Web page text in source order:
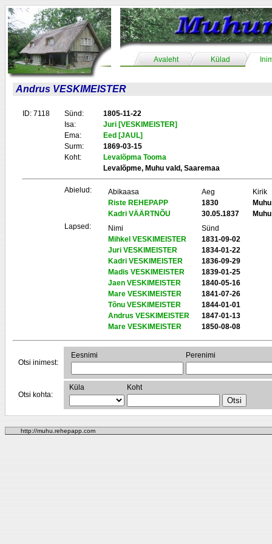
Avaleht Külad
Andrus VESKIMEISTER
ID: 7118 Sünd:
1805-11-22
Isa:
Juri [VESKIMEISTER]
Ema:
Eed [JAUL]
Surm:
1869-03-15
Koht:
Levalõpma Tooma
Levalõpme, Muhu vald, Saaremaa
Abielud: Abikaasa Aeg
Kirik
Riste REHEPAPP
1830
Muhu
Kadri VÄÄRTNÕU
30.05.1837
Muhu
Lapsed:
Nimi
Sünd
Mihkel VESKIMEISTER
1831-09-02
Juri VESKIMEISTER
1834-01-22
Kadri VESKIMEISTER
1836-09-29
Madis VESKIMEISTER
1839-01-25
Jaen VESKIMEISTER
1840-05-16
Mare VESKIMEISTER
1841-07-26
Tõnu VESKIMEISTER
1844-01-01
Andrus VESKIMEISTER
1847-01-13
Mare VESKIMEISTER
1850-08-08
Otsi inimest:
Eesnimi Perenimi
Otsi kohta:
Küla Koht
http://muhu.rehepapp.com